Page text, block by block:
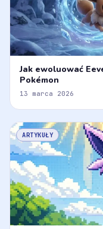
Jak ewoluować
Pokémon
13 marca 2026
ARTYKUŁY